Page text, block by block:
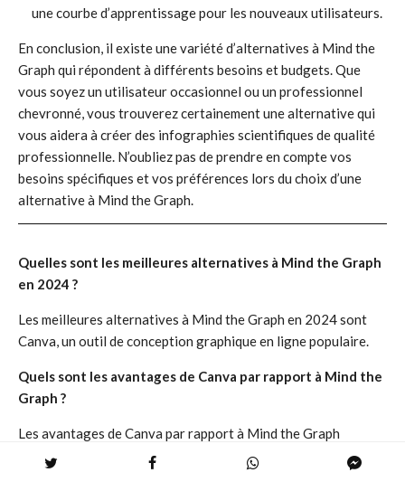
une courbe d’apprentissage pour les nouveaux utilisateurs.
En conclusion, il existe une variété d’alternatives à Mind the
Graph qui répondent à différents besoins et budgets. Que
vous soyez un utilisateur occasionnel ou un professionnel
chevronné, vous trouverez certainement une alternative qui
vous aidera à créer des infographies scientifiques de qualité
professionnelle. N’oubliez pas de prendre en compte vos
besoins spécifiques et vos préférences lors du choix d’une
alternative à Mind the Graph.
Quelles sont les meilleures alternatives à Mind the Graph
en 2024 ?
Les meilleures alternatives à Mind the Graph en 2024 sont
Canva, un outil de conception graphique en ligne populaire.
Quels sont les avantages de Canva par rapport à Mind the
Graph ?
Les avantages de Canva par rapport à Mind the Graph
incluent une interface intuitive, une variété de modèles